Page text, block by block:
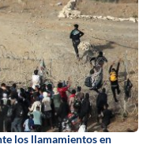
los llamamientos en